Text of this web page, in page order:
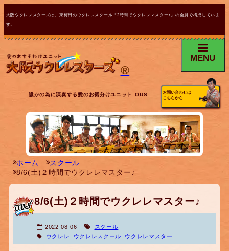
大阪ウクレレスターズは、東梅田のウクレレスクール『2時間でウクレレマスター♪』の会員で構成していま
す。
®
MENU
誰かの為に演奏する愛のお裾分けユニット OUS
お問い合わせは
こちらから
ホーム
スクール
8/6(土)２時間でウクレレマスター♪
8/6(土)２時間でウクレレマスター♪
2022-08-06
スクール
ウクレレ
ウクレレスクール ウクレレマスター